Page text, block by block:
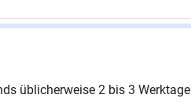
460
üblicherweise 2 bis 3